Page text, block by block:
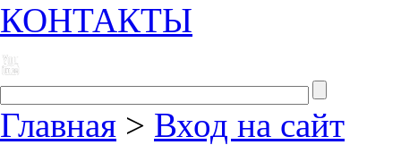
КОНТАКТЫ
Главная > Вход на сайт